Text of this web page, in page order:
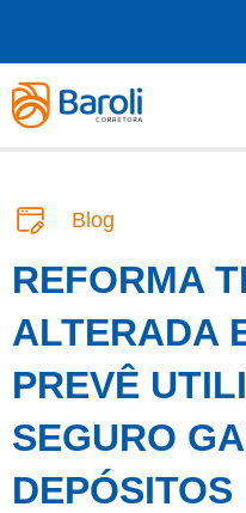
Blog
REFORMA
ALTERADA
PREVÊ
SEGURO
DEPÓSITOS